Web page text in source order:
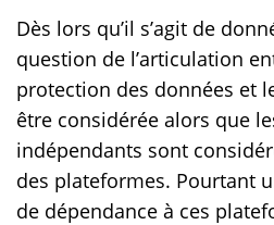
Dès lors qu’il s’agit de
question de l’articulation
protection des données et
être considérée alors que
indépendants sont
des plateformes. Pourtant
de dépendance à ces